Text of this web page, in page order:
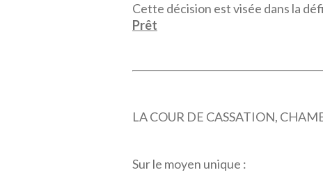
Cette décision est visée dans la
Prêt
LA COUR DE CASSATION,
Sur le moyen unique :